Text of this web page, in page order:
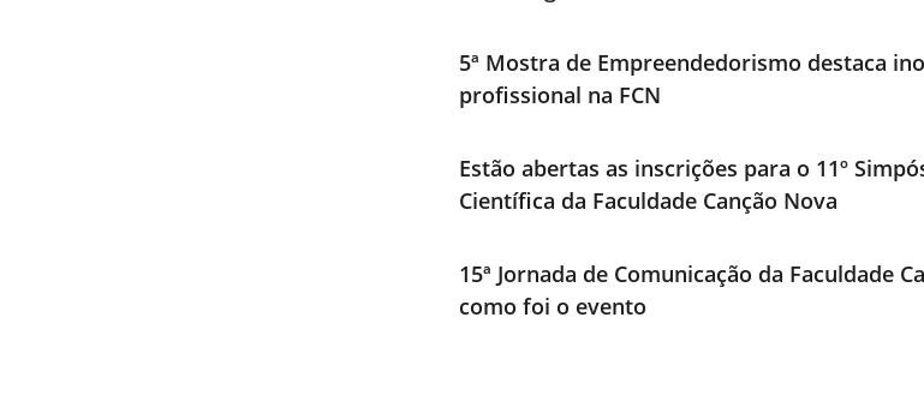
5ª Mostra de Empreendedorismo destaca
profissional na FCN
Estão abertas as inscrições para o 11º
Científica da Faculdade Canção Nova
15ª Jornada de Comunicação da Faculdade
como foi o evento